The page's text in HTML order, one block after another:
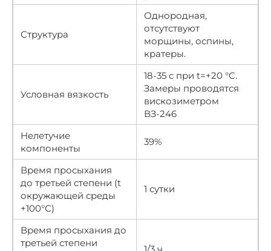
Структура
Однородная,
отсутствуют
морщины, оспины,
кратеры.
Условная вязкость
18-35 с при t=+20 °C.
Замеры проводятся
вискозиметром
ВЗ-246
Нелетучие
компоненты
39%
Время просыхания
до третьей степени (t
окружающей среды
+100°С)
1 сутки
Время просыхания до
третьей степени
1/3 ч.